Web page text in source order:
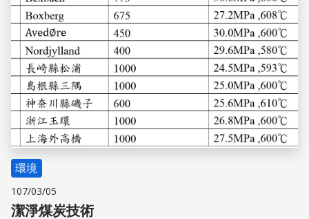
環境
107/03/05
潔淨煤炭技術